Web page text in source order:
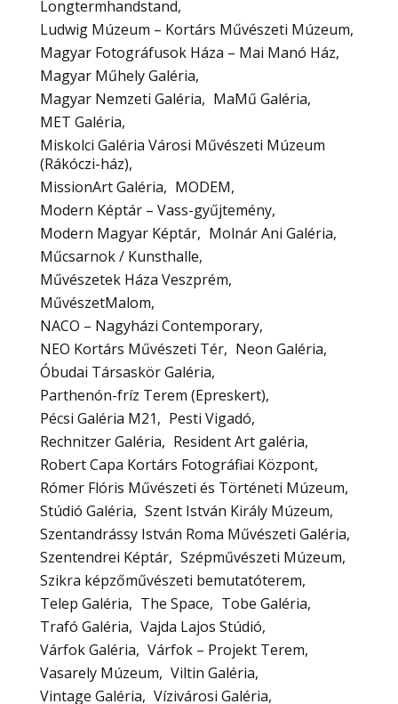
Longtermhandstand
Ludwig Múzeum – Kortárs Művészeti Múzeum
Magyar Fotográfusok Háza – Mai Manó Ház
Magyar Műhely Galéria
Magyar Nemzeti Galéria
MaMű Galéria
MET Galéria
Miskolci Galéria Városi Művészeti Múzeum
(Rákóczi-ház)
MissionArt Galéria
MODEM
Modern Képtár – Vass-gyűjtemény
Modern Magyar Képtár
Molnár Ani Galéria
Műcsarnok / Kunsthalle
Művészetek Háza Veszprém
MűvészetMalom
NACO – Nagyházi Contemporary
NEO Kortárs Művészeti Tér
Neon Galéria
Óbudai Társaskör Galéria
Parthenón-fríz Terem (Epreskert)
Pécsi Galéria M21
Pesti Vigadó
Rechnitzer Galéria
Resident Art galéria
Robert Capa Kortárs Fotográfiai Központ
Rómer Flóris Művészeti és Történeti Múzeum
Stúdió Galéria
Szent István Király Múzeum
Szentandrássy István Roma Művészeti Galéria
Szentendrei Képtár Szépművészeti Múzeum
Szikra képzőművészeti bemutatóterem
Telep Galéria
The Space
Tobe Galéria
Trafó Galéria
Vajda Lajos Stúdió
Várfok Galéria
Várfok – Projekt Terem
Vasarely Múzeum
Viltin Galéria
Vintage Galéria
Vízivárosi Galéria